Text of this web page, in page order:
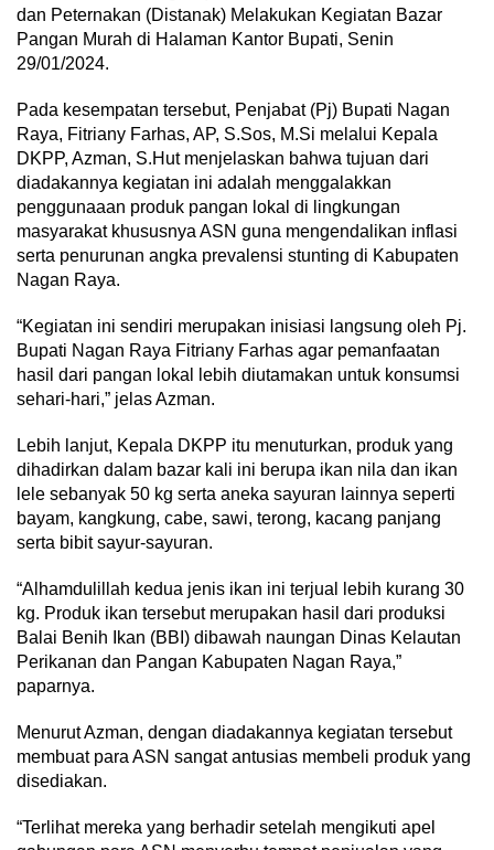
dan Peternakan (Distanak) Melakukan Kegiatan Bazar
Pangan Murah di Halaman Kantor Bupati, Senin
29/01/2024.
Pada kesempatan tersebut, Penjabat (Pj) Bupati Nagan
Raya, Fitriany Farhas, AP, S.Sos, M.Si melalui Kepala
DKPP, Azman, S.Hut menjelaskan bahwa tujuan dari
diadakannya kegiatan ini adalah menggalakkan
penggunaaan produk pangan lokal di lingkungan
masyarakat khususnya ASN guna mengendalikan inflasi
serta penurunan angka prevalensi stunting di Kabupaten
Nagan Raya.
“Kegiatan ini sendiri merupakan inisiasi langsung oleh Pj.
Bupati Nagan Raya Fitriany Farhas agar pemanfaatan
hasil dari pangan lokal lebih diutamakan untuk konsumsi
sehari-hari,” jelas Azman.
Lebih lanjut, Kepala DKPP itu menuturkan, produk yang
dihadirkan dalam bazar kali ini berupa ikan nila dan ikan
lele sebanyak 50 kg serta aneka sayuran lainnya seperti
bayam, kangkung, cabe, sawi, terong, kacang panjang
serta bibit sayur-sayuran.
“Alhamdulillah kedua jenis ikan ini terjual lebih kurang 30
kg. Produk ikan tersebut merupakan hasil dari produksi
Balai Benih Ikan (BBI) dibawah naungan Dinas Kelautan
Perikanan dan Pangan Kabupaten Nagan Raya,”
paparnya.
Menurut Azman, dengan diadakannya kegiatan tersebut
membuat para ASN sangat antusias membeli produk yang
disediakan.
“Terlihat mereka yang berhadir setelah mengikuti apel